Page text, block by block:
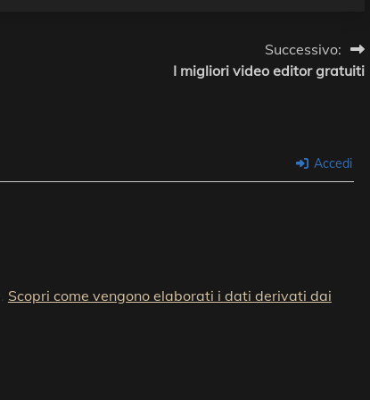
Successivo:
I migliori video editor gratuiti
Accedi
Scopri come vengono elaborati i dati derivati dai